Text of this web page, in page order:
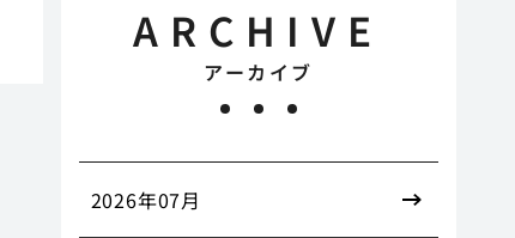
ARCHIVE
アーカイブ
2026年07月